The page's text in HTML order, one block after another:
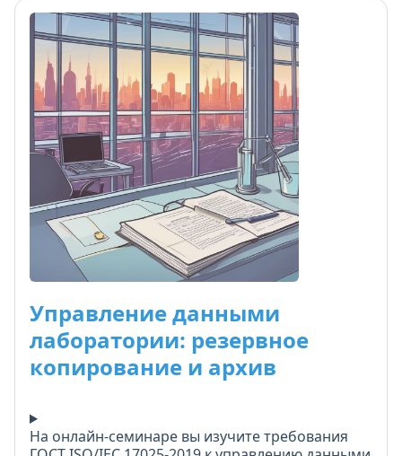
актуализированы под требования
Россаккредитации. По окончании -
удостоверение о повышении квалификации.
Шаблоны процедур и реестр рисков можно
сразу внедрить в работу.
Управление данными
лаборатории: резервное
копирование и архив
На онлайн-семинаре вы изучите требования